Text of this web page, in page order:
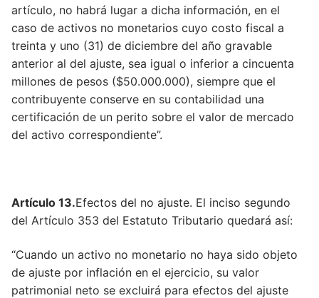
Artículo 91
Artículo 92
Artículo 93
Artículo 94
Artículo 96
artículo, no habrá lugar a dicha información, en el
caso de activos no monetarios cuyo costo fiscal a
treinta y uno (31) de diciembre del año gravable
anterior al del ajuste, sea igual o inferior a cincuenta
millones de pesos ($50.000.000), siempre que el
contribuyente conserve en su contabilidad una
certificación de un perito sobre el valor de mercado
del activo correspondiente”.
Artículo 13.Efectos del no ajuste. El inciso segundo
del Artículo 353 del Estatuto Tributario quedará así:
“Cuando un activo no monetario no haya sido objeto
de ajuste por inflación en el ejercicio, su valor
patrimonial neto se excluirá para efectos del ajuste